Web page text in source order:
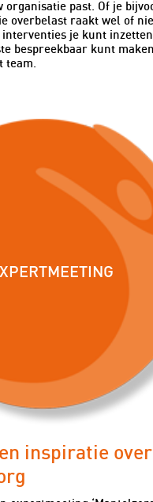
organisatie past. Of je
overbelast raakt wel of
je kunt
bespreekbaar kunt maken
team.
inspiratie